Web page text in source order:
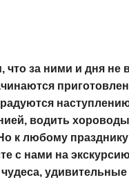
за ними и дня не
водить
к любому
с нами на
чудеса,